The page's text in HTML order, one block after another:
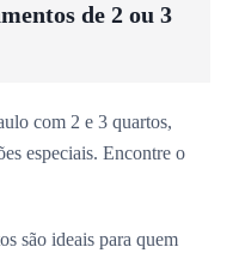
de 2 ou 3
com 2 e 3 quartos,
especiais. Encontre o
são ideais para quem